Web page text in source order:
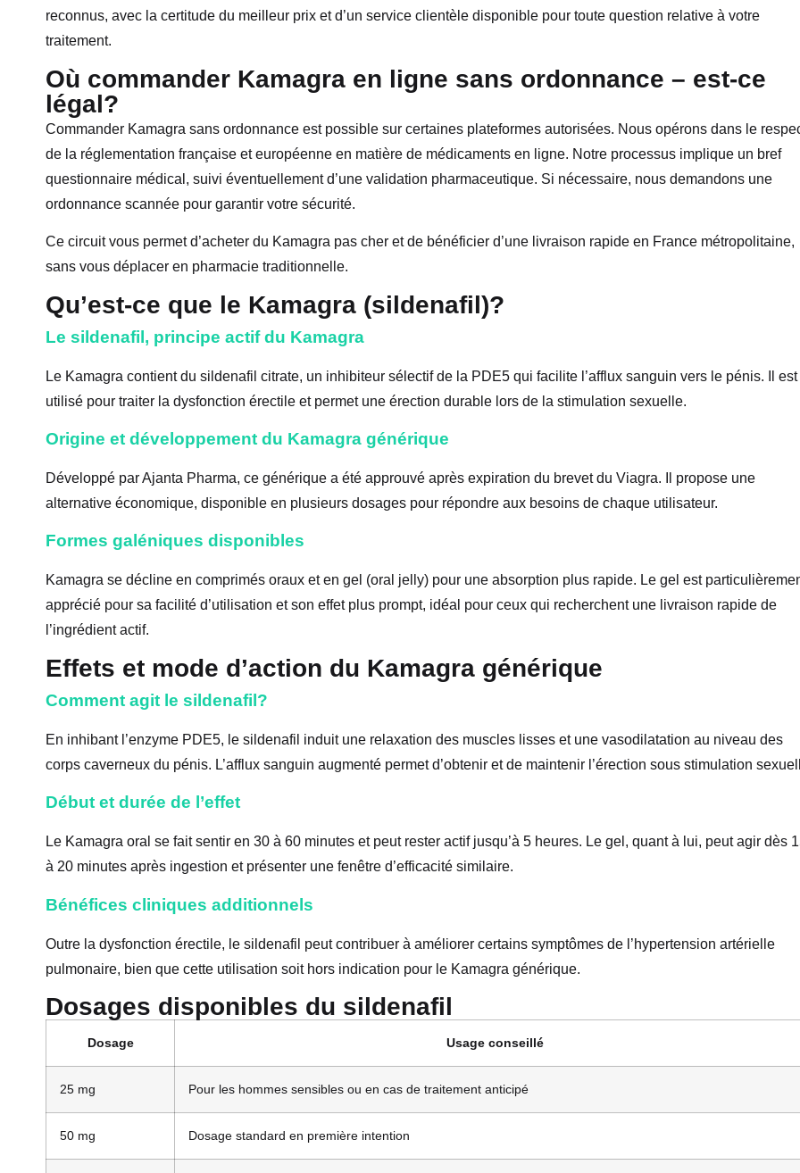
reconnus, avec la certitude du meilleur prix et d’un service clientèle disponible pour toute question relative à votre
traitement.
Où commander Kamagra en ligne sans ordonnance – est-ce
légal?
Commander Kamagra sans ordonnance est possible sur certaines plateformes autorisées. Nous opérons dans le
de la réglementation française et européenne en matière de médicaments en ligne. Notre processus implique un bref
questionnaire médical, suivi éventuellement d’une validation pharmaceutique. Si nécessaire, nous demandons une
ordonnance scannée pour garantir votre sécurité.
Ce circuit vous permet d’acheter du Kamagra pas cher et de bénéficier d’une livraison rapide en France métropolitaine,
sans vous déplacer en pharmacie traditionnelle.
Qu’est-ce que le Kamagra (sildenafil)?
Le sildenafil, principe actif du Kamagra
Le Kamagra contient du sildenafil citrate, un inhibiteur sélectif de la PDE5 qui facilite l’afflux sanguin vers le pénis. Il est
utilisé pour traiter la dysfonction érectile et permet une érection durable lors de la stimulation sexuelle.
Origine et développement du Kamagra générique
Développé par Ajanta Pharma, ce générique a été approuvé après expiration du brevet du Viagra. Il propose une
alternative économique, disponible en plusieurs dosages pour répondre aux besoins de chaque utilisateur.
Formes galéniques disponibles
Kamagra se décline en comprimés oraux et en gel (oral jelly) pour une absorption plus rapide. Le gel est
apprécié pour sa facilité d’utilisation et son effet plus prompt, idéal pour ceux qui recherchent une livraison rapide de
l’ingrédient actif.
Effets et mode d’action du Kamagra générique
Comment agit le sildenafil?
En inhibant l’enzyme PDE5, le sildenafil induit une relaxation des muscles lisses et une vasodilatation au niveau des
corps caverneux du pénis. L’afflux sanguin augmenté permet d’obtenir et de maintenir l’érection sous stimulation
Début et durée de l’effet
Le Kamagra oral se fait sentir en 30 à 60 minutes et peut rester actif jusqu’à 5 heures. Le gel, quant à lui, peut agir dès
à 20 minutes après ingestion et présenter une fenêtre d’efficacité similaire.
Bénéfices cliniques additionnels
Outre la dysfonction érectile, le sildenafil peut contribuer à améliorer certains symptômes de l’hypertension artérielle
pulmonaire, bien que cette utilisation soit hors indication pour le Kamagra générique.
Dosages disponibles du sildenafil
Dosage Usage conseillé
25 mg Pour les hommes sensibles ou en cas de traitement anticipé
50 mg Dosage standard en première intention